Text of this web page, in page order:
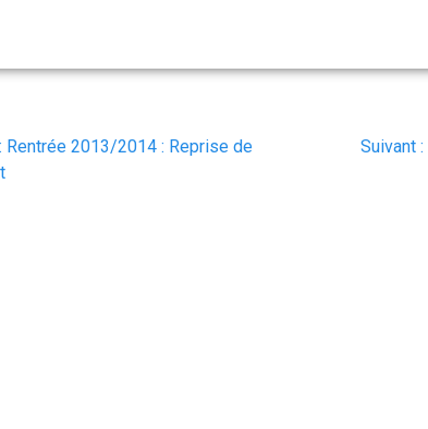
Article
Rentrée 2013/2014 : Reprise de
Suivant :